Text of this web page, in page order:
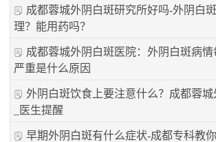
成都蓉城外阴白斑研究所好吗-外阴白
理？能用药吗？
成都蓉城外阴白斑医院：外阴白斑病
严重是什么原因
外阴白斑饮食上要注意什么？成都蓉
_医生提醒
早期外阴白斑有什么症状-成都专科教